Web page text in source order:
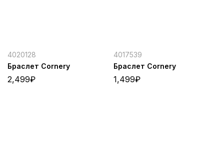
4020128
Браслет Cornery
2,499₽
4017539
Браслет Cornery
1,499₽